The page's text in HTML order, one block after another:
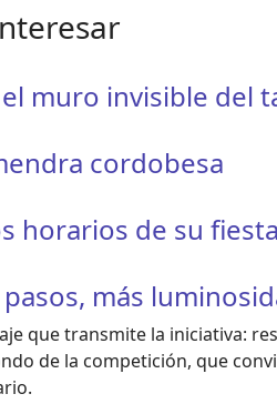
muro invisible del
cordobesa
horarios de su
más
que transmite la iniciativa:
de la competición, que